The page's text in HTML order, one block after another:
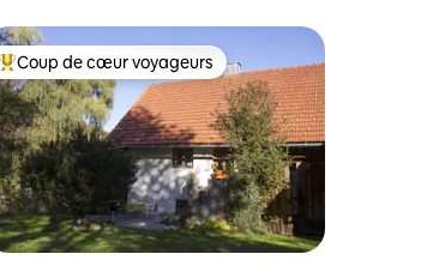
Coups de cœur voyageurs les plus appréciés
Coup de cœur voyageurs